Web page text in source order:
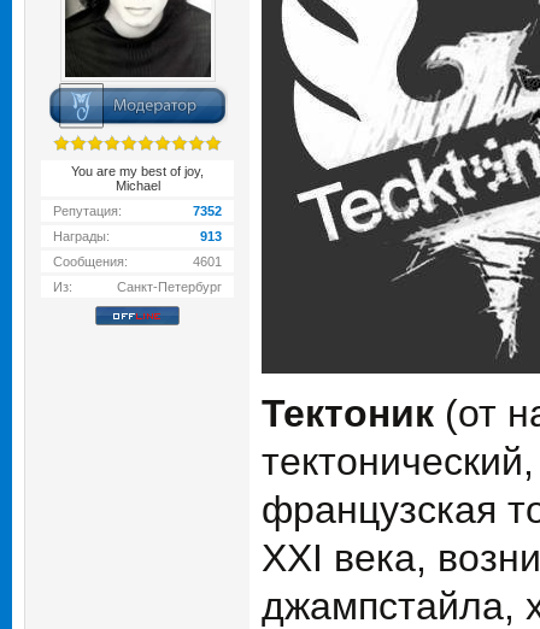
You are my best of joy,
Michael
Репутация:
7352
Награды:
913
Сообщения:
4601
Из:
Санкт-Петербург
Тектоник (от
французская
XXI века,
джампстайла,